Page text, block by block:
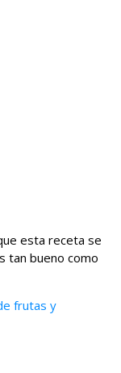
esta receta se
tan bueno como
frutas y